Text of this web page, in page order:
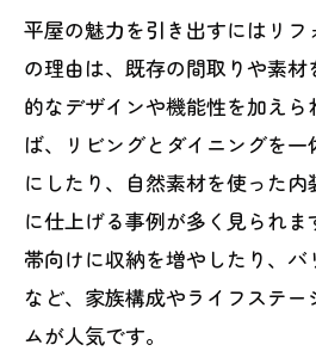
平屋の魅力を引き出すにはリ
の理由は、既存の間取りや素
的なデザインや機能性を加えら
ば、リビングとダイニングを
にしたり、自然素材を使った
に仕上げる事例が多く見られ
帯向けに収納を増やしたり、バ
など、家族構成やライフステー
ムが人気です。